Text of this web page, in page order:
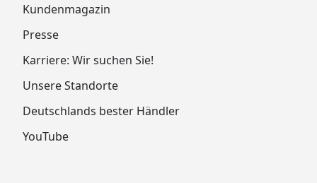
Kundenmagazin
Presse
Karriere: Wir suchen Sie!
Unsere Standorte
Deutschlands bester Händler
YouTube